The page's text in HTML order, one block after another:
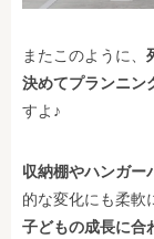
またこのように、
決めてプランニン
すよ♪
収納棚やハンガー
的な変化にも柔軟
子どもの成長に合